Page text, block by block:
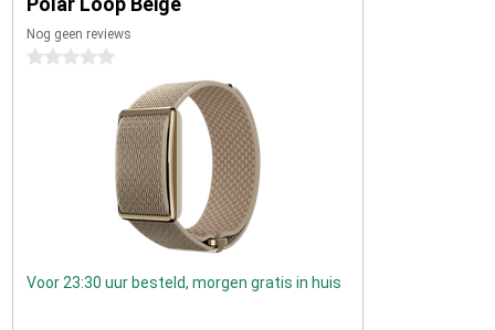
Nog geen reviews
0 sterren
Voor 23:30 uur besteld, morgen gratis in huis